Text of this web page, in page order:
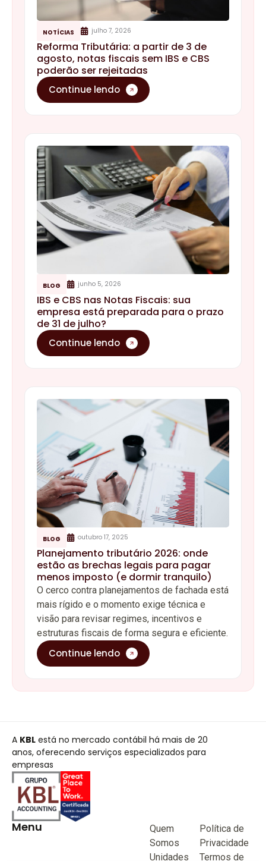
NOTÍCIAS julho 7, 2026
Reforma Tributária: a partir de 3 de
agosto, notas fiscais sem IBS e CBS
poderão ser rejeitadas
Continue lendo
BLOG junho 5, 2026
IBS e CBS nas Notas Fiscais: sua
empresa está preparada para o prazo
de 31 de julho?
Continue lendo
BLOG outubro 17, 2025
Planejamento tributário 2026: onde
estão as brechas legais para pagar
menos imposto (e dormir tranquilo)
O cerco contra planejamentos de fachada está
mais rígido e o momento exige técnica e
visão para revisar regimes, incentivos e
estruturas fiscais de forma segura e eficiente.
Continue lendo
A KBL está no mercado contábil há mais de 20
anos, oferecendo serviços especializados para
empresas
Menu
Quem
Somos
Unidades
Política de
Privacidade
Termos de